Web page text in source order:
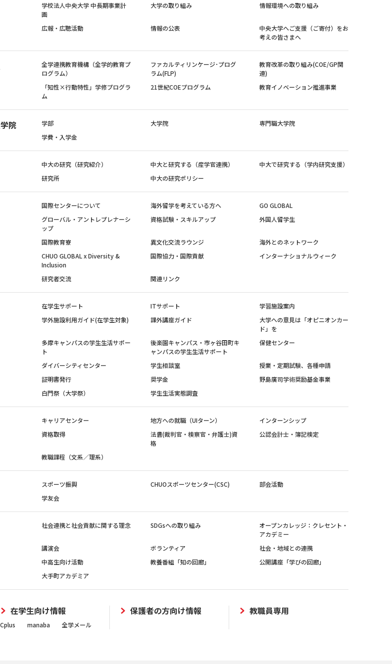
学校法人中央大学 中長期事業計
画
大学の取り組み 情報環境への取り組み
広報・広聴活動 情報の公表
中央大学へご支援（ご寄付）をお
考えの皆さまへ
全学連携教育機構（全学的教育プ
ログラム）
ファカルティリンケージ･プログ
ラム(FLP)
教育改革の取り組み(COE/GP関
連)
「知性×行動特性」学修プログラ
ム
21世紀COEプログラム 教育イノベーション推進事業
院 学部 大学院
専門職大学院
学費・入学金
中大の研究（研究紹介） 中大と研究する（産学官連携）
中大で研究する（学内研究支援）
研究所
中大の研究ポリシー
国際センターについて 海外留学を考えている方へ
GO GLOBAL
グローバル・アントレプレナーシ
ップ
資格試験・スキルアップ 外国人留学生
国際教育寮 異文化交流ラウンジ
海外とのネットワーク
CHUO GLOBAL x Diversity &
Inclusion
国際協力・国際貢献 インターナショナルウィーク
研究者交流 関連リンク
在学生サポート ITサポート
学習施設案内
学外施設利用ガイド(在学生対象)
課外講座ガイド
大学への意見は「オピニオンカー
ド」を
多摩キャンパスの学生生活サポー
ト
後楽園キャンパス・市ヶ谷田町キ
ャンパスの学生生活サポート
保健センター
ダイバーシティセンター 学生相談室
授業・定期試験、各種申請
証明書発行
奨学金
野島廣司学術奨励基金事業
白門祭（大学祭）
学生生活実態調査
キャリアセンター 地方への就職（UIターン）
インターンシップ
資格取得
法曹(裁判官・検察官・弁護士)資
格
公認会計士・簿記検定
教職課程（文系／理系）
スポーツ振興 CHUOスポーツセンター(CSC)
部会活動
学友会
社会連携と社会貢献に関する理念 SDGsへの取り組み
オープンカレッジ：クレセント・
アカデミー
講演会
ボランティア
社会・地域との連携
中高生向け活動
教養番組「知の回廊」
公開講座「学びの回廊」
大手町アカデミア
在学生向け情報
Cplus manaba 全学メール
保護者の方向け情報 教職員専用